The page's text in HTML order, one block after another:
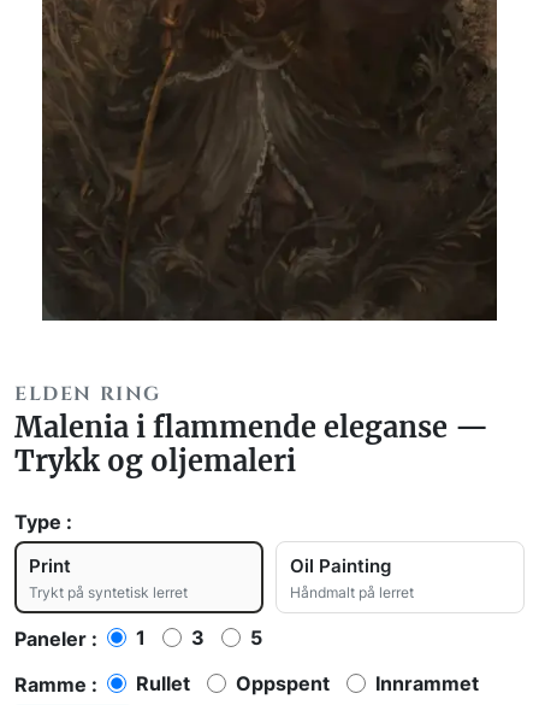
ELDEN RING
Malenia i flammende eleganse —
Trykk og oljemaleri
Type :
Print
Trykt på syntetisk lerret
Oil Painting
Håndmalt på lerret
Paneler : 1 3
5
Ramme :
Rullet Oppspent Innrammet